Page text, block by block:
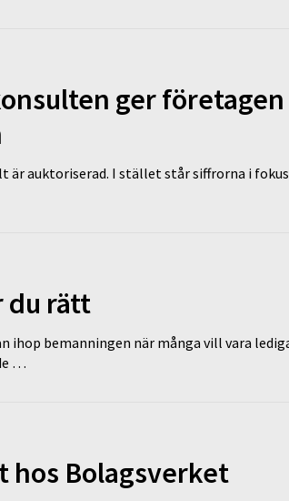
ger företagen
är auktoriserad. I stället står siffrorna i
du rätt
ihop bemanningen när många vill vara
…
hos Bolagsverket